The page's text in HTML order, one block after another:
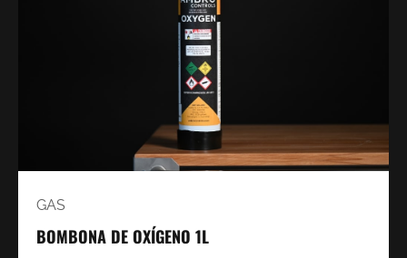
GAS
BOMBONA DE OXÍGENO 1L